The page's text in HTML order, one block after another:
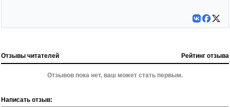
Отзывы читателей Рейтинг отзыва
Отзывов пока нет, ваш может стать первым.
Написать отзыв: